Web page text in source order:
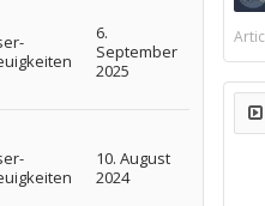
6.
September
2025
10. August
2024